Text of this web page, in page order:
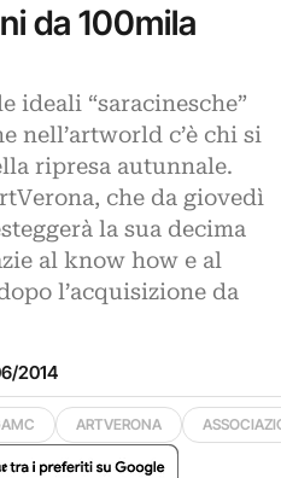
da 100mila
ideali “saracinesche”
nell’artworld c’è chi si
ripresa autunnale.
che da giovedì
la sua decima
al know how e al
l’acquisizione da
2014
ARTVERONA